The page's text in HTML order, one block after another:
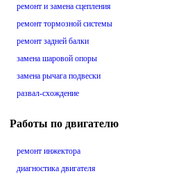
ремонт и замена сцепления
ремонт тормозной системы
ремонт задней балки
замена шаровой опоры
замена рычага подвески
развал-схождение
Работы по двигателю
ремонт инжектора
диагностика двигателя